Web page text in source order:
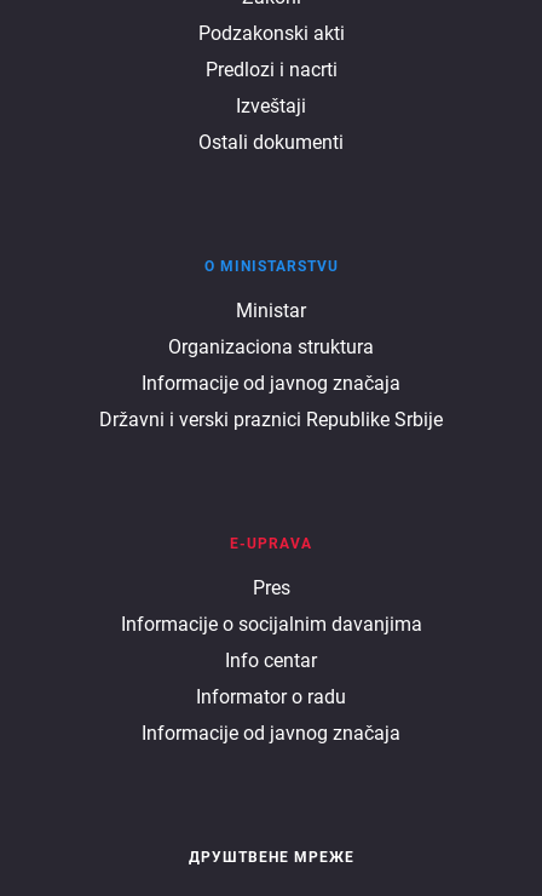
Podzakonski akti
Predlozi i nacrti
Izveštaji
Ostali dokumenti
ministarstvu
O MINISTARSTVU
Ministar
Organizaciona struktura
Informacije od javnog značaja
Državni i verski praznici Republike Srbije
E-UPRAVA
Pres
Informacije o socijalnim davanjima
Info centar
Informator o radu
Informacije od javnog značaja
ДРУШТВЕНЕ МРЕЖЕ